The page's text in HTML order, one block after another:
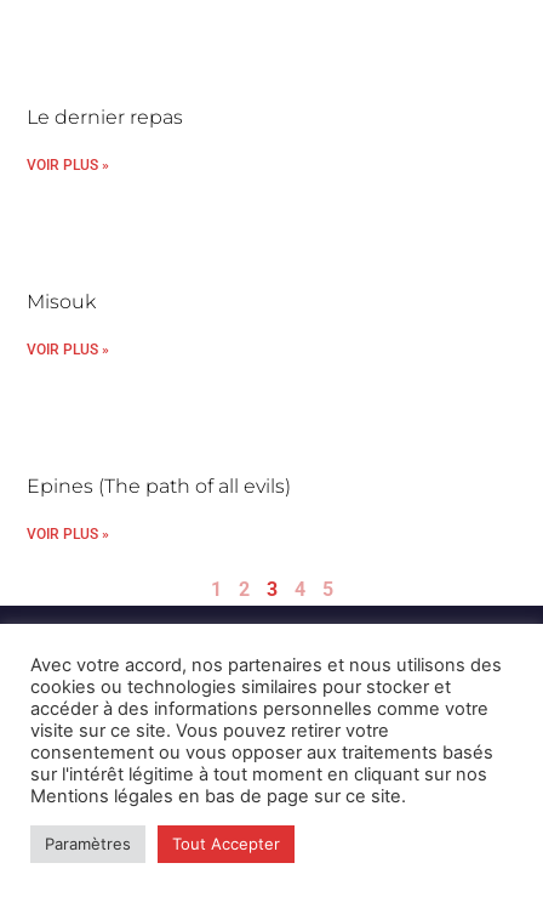
Le dernier repas
VOIR PLUS »
Misouk
VOIR PLUS »
Epines (The path of all evils)
VOIR PLUS »
1 2 3 4 5
Mentions Légales et CGU Crédits
© 2026 © Karulynk
Avec votre accord, nos partenaires et nous utilisons des
cookies ou technologies similaires pour stocker et
accéder à des informations personnelles comme votre
visite sur ce site. Vous pouvez retirer votre
consentement ou vous opposer aux traitements basés
sur l'intérêt légitime à tout moment en cliquant sur nos
Mentions légales en bas de page sur ce site.
Paramètres Tout Accepter